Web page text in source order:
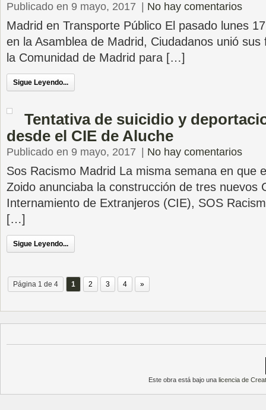
Publicado en 9 mayo, 2017 No hay comentarios
Madrid en Transporte Público El pasado lunes
en la Asamblea de Madrid, Ciudadanos unió
la Comunidad de Madrid para […]
Sigue Leyendo...
Tentativa de suicidio y
desde el CIE de Aluche
Publicado en 9 mayo, 2017 No hay comentarios
Sos Racismo Madrid La misma semana en que
Zoido anunciaba la construcción de tres nuevos
Internamiento de Extranjeros (CIE), SOS
[…]
Sigue Leyendo...
Página 1 de 4 1 2 3 4 »
Este obra está bajo una licencia de